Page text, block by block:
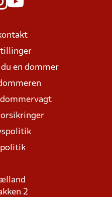
en dommer
2